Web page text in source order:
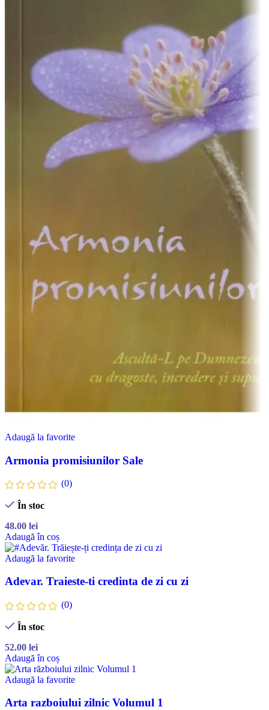
Adaugă la favorite
Armonia promisiunilor Sale
(0)
În stoc
48.00 lei
Adaugă în coș
Adaugă la favorite
Adevar. Traieste-ti credinta de zi cu zi
(0)
În stoc
52.00 lei
Adaugă în coș
Adaugă la favorite
Arta razboiului zilnic Volumul 1